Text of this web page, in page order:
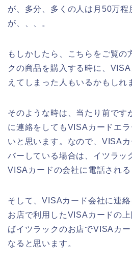
が、多分、多くの人は月50万程
が、、、。
もしかしたら、こちらをご覧の
クの商品を購入する時に、
えてしまった人もいるかもしれ
そのような時は、当たり前です
に連絡をしてもVISAカードエ
いと思います。なので、VISA
バーしている場合は、イツラッ
VISAカードの会社に電話され
そして、VISAカード会社に連
お店で利用したVISAカードの
ばイツラックのお店でVISAカ
なると思います。